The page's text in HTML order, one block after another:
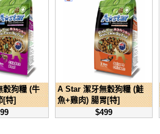
穀狗糧 (牛
[特]
A Star 潔牙無穀狗糧 (鮭
魚+雞肉) 腸胃[特]
$499